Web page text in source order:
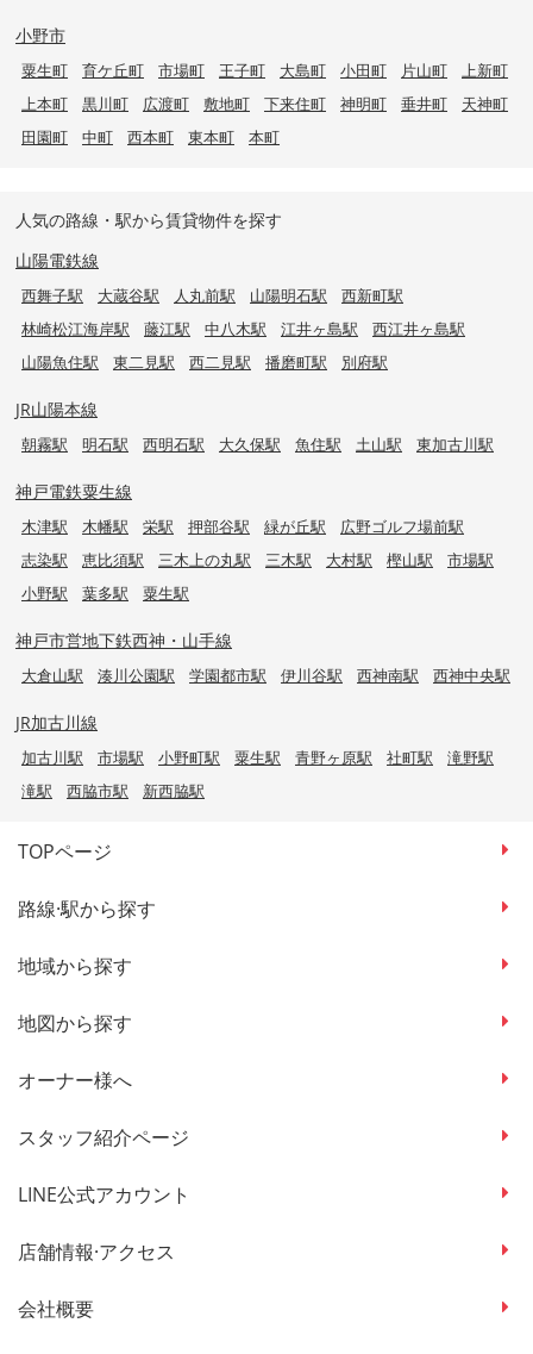
小野市
粟生町 育ケ丘町 市場町 王子町 大島町 小田町 片山町
上新町
上本町
黒川町 広渡町 敷地町 下来住町 神明町 垂井町
天神町
田園町
中町 西本町 東本町 本町
人気の路線・駅から賃貸物件を探す
山陽電鉄線
西舞子駅 大蔵谷駅 人丸前駅 山陽明石駅
西新町駅
林崎松江海岸駅
藤江駅 中八木駅 江井ヶ島駅
西江井ヶ島駅
山陽魚住駅
東二見駅 西二見駅 播磨町駅 別府駅
JR山陽本線
朝霧駅 明石駅 西明石駅 大久保駅 魚住駅 土山駅 東加古川駅
神戸電鉄粟生線
木津駅 木幡駅 栄駅 押部谷駅 緑が丘駅
広野ゴルフ場前駅
志染駅
恵比須駅 三木上の丸駅 三木駅 大村駅 樫山駅
市場駅
小野駅
葉多駅 粟生駅
神戸市営地下鉄西神・山手線
大倉山駅 湊川公園駅 学園都市駅 伊川谷駅 西神南駅 西神中央駅
JR加古川線
加古川駅 市場駅 小野町駅 粟生駅 青野ヶ原駅 社町駅
滝野駅
滝駅
西脇市駅 新西脇駅
TOPページ
路線·駅から探す
地域から探す
地図から探す
オーナー様へ
スタッフ紹介ページ
LINE公式アカウント
店舗情報·アクセス
会社概要